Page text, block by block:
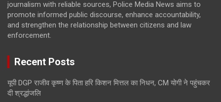
journalism with reliable sources, Police Media News aims to
promote informed public discourse, enhance accountability,
and strengthen the relationship between citizens and law
enforcement.
Recent Posts
यूपी DGP राजीव कृष्ण के पिता हरि किशन मित्तल का निधन, CM योगी ने पहुंचकर
दी श्रद्धांजलि